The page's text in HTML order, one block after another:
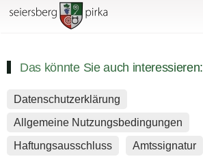
Das könnte Sie auch interessieren:
Datenschutzerklärung
Allgemeine Nutzungsbedingungen
Haftungsausschluss
Amtssignatur